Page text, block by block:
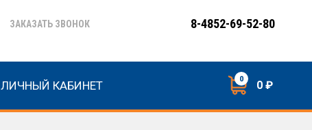
ЗАКАЗАТЬ ЗВОНОК 8-4852-69-52-80
ЛИЧНЫЙ КАБИНЕТ 0 0 ₽